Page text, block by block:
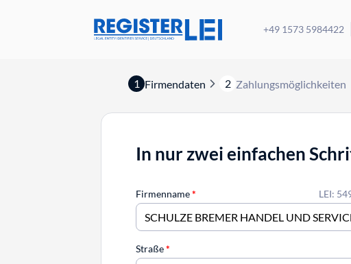
+49 1573 5984422
1 Firmendaten 2 Zahlungsmöglichkeiten
In nur zwei einfachen
LEI:
Firmenname*
Straße*